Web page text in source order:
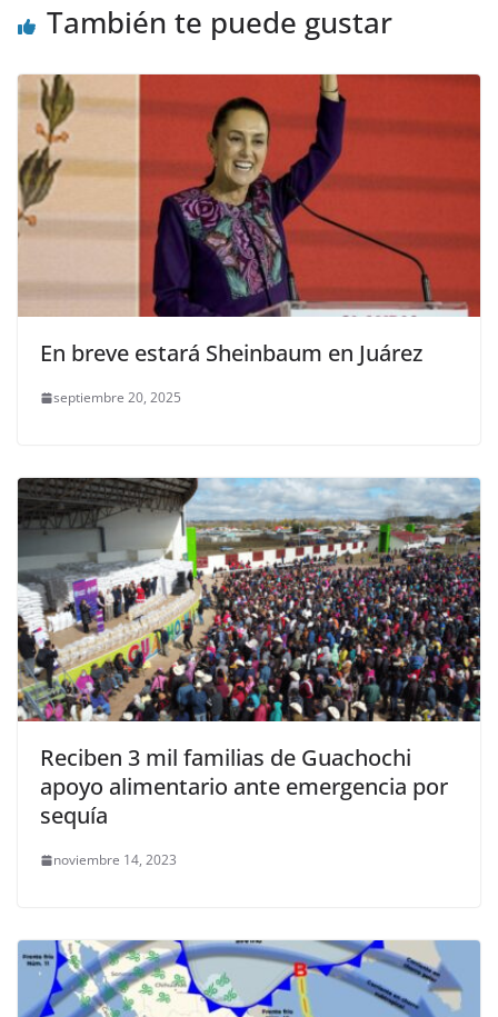
También te puede gustar
En breve estará Sheinbaum en Juárez
septiembre 20, 2025
Reciben 3 mil familias de Guachochi
apoyo alimentario ante emergencia por
sequía
noviembre 14, 2023